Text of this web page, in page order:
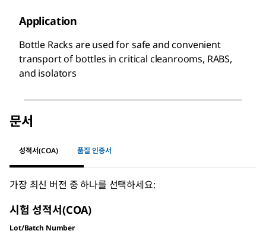
Application
Bottle Racks are used for safe and convenient
transport of bottles in critical cleanrooms, RABS,
and isolators
문서
성적서(COA) 품질 인증서
가장 최신 버전 중 하나를 선택하세요:
시험 성적서(COA)
Lot/Batch Number